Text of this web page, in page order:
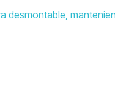
desmontable,